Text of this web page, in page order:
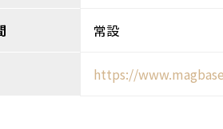
常設
https://